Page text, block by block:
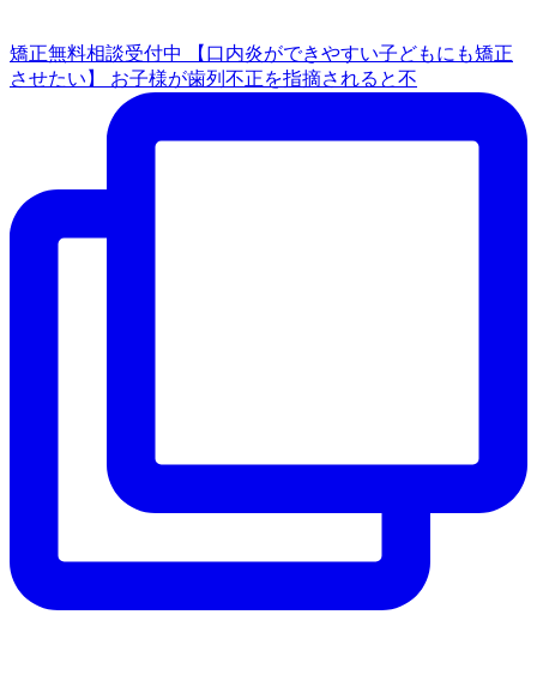
矯正無料相談受付中 【口内炎ができやすい子どもにも矯正
させたい】 お子様が歯列不正を指摘されると不